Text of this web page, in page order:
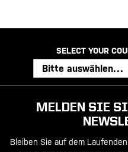
SELECT YOUR
MELDEN SIE
Bleiben Sie auf dem